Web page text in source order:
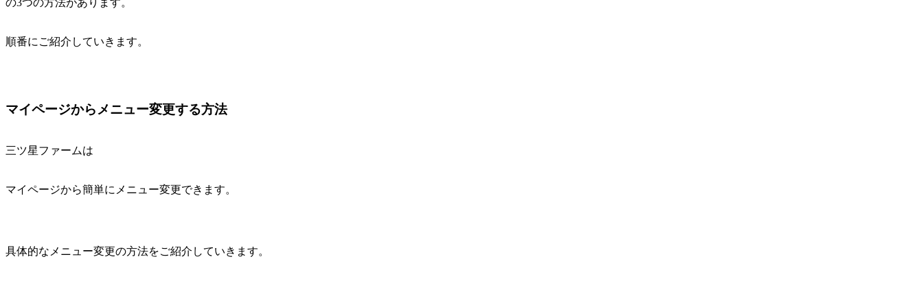
の3つの方法があります。
順番にご紹介していきます。
マイページからメニュー変更する方法
三ツ星ファームは
マイページから簡単にメニュー変更できます。
具体的なメニュー変更の方法をご紹介していきます。